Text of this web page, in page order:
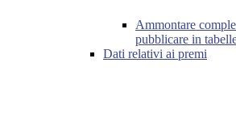
Ammontare
pubblicare in
Dati relativi ai premi